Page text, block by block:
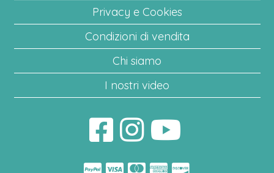
Privacy e Cookies
Condizioni di vendita
Chi siamo
I nostri video